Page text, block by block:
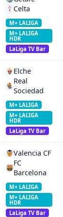
Celta
M+ LALIGA
M+ LALIGA
HDR
LaLiga TV Bar
Elche
Real
Sociedad
M+ LALIGA
M+ LALIGA
HDR
LaLiga TV Bar
Valencia CF
FC
Barcelona
M+ LALIGA
M+ LALIGA
HDR
LaLiga TV Bar